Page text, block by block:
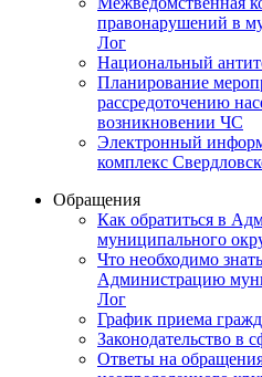
правонарушений в
Лог
Национальный
Планирование
рассредоточению
возникновении ЧС
Электронный
комплекс
Обращения
Как обратиться в
муниципального
Что необходимо
Администрацию
Лог
График приема
Законодательство в
Ответы на